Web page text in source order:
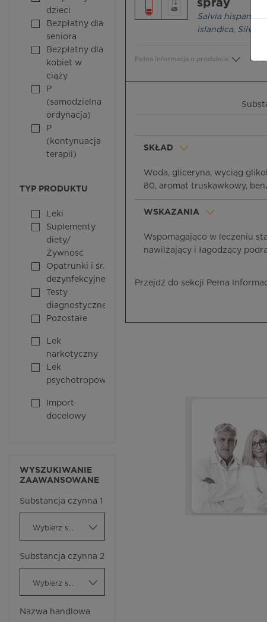
dzieci
Bezpłatny dla
seniora
Bezpłatny dla
kobiet w
ciąży
P
(samodzielna
ordynacja)
P
(kontynuacja
terapii)
TYP PRODUKTU
Leki
Suplementy
diety/
Żywność
Opatrunki i śr.
dezynfekcyjne
Testy
diagnostyczne
Pozostałe
Lek
narkotyczny
Lek
psychotropowy
Import
docelowy
WYSZUKIWANIE
ZAAWANSOWANE
Substancja czynna 1
Substancja czynna 2
Nazwa handlowa
spray
Salvia hispanica,
islandica, Silver
Pełna informacja o produkcie
SKŁAD
Woda, gliceryna, wyciąg
80, aromat truskawkowy,
WSKAZANIA
Wspomagająco w leczeniu
nawilżający i łagodzący
Przejdź do sekcji Pełna